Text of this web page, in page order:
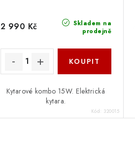
Skladem na
prodejně
2 990 Kč
Kytarové kombo 15W. Elektrická
kytara.
Kód: 320015